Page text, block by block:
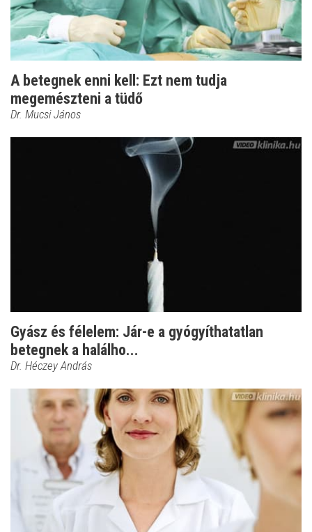
A betegnek enni kell: Ezt nem tudja
megemészteni a tüdő
Dr. Mucsi János
Gyász és félelem: Jár-e a gyógyíthatatlan
betegnek a halálho...
Dr. Héczey András